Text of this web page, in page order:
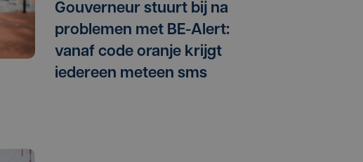
Gouverneur stuurt bij na
problemen met BE-Alert:
vanaf code oranje krijgt
iedereen meteen sms